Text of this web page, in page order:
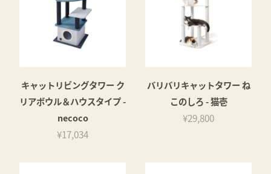
キャットリビングタワー ク
リアボウル＆ハウスタイプ -
necoco
¥17,034
バリバリキャットタワー ね
このしろ - 猫壱
¥29,800